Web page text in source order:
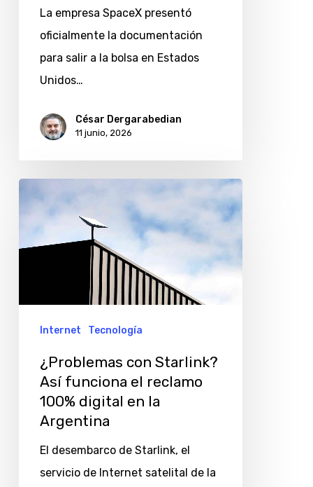
SpaceXLa empresa SpaceX presentó
oficialmente la documentación
para salir a la bolsa en Estados
Unidos…
César Dergarabedian
11 junio, 2026
con
reclamo
digital
Internet Tecnología
¿Problemas con Starlink?
Así funciona el reclamo
100% digital en la
Argentina
El desembarco de Starlink, el
servicio de Internet satelital de la